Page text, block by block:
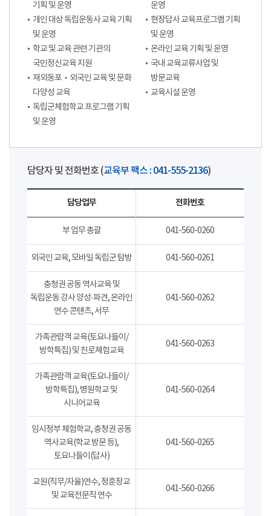
기획 및 운영
개인 대상 독립운동사 교육 기획
및 운영
학교 및 교육 관련 기관의
국민정신교육 지원
재외동포‧외국인 교육 및 문화
다양성 교육
독립군체험학교 프로그램 기획
및 운영
운영
현장답사 교육프로그램 기획
및 운영
온라인 교육 기획 및 운영
국내 교육교류사업 및
방문교육
교육시설 운영
담당자 및 전화번호 (교육부 팩스 : 041-555-2136)
담당업무 전화번호
부 업무 총괄 041-560-0260
외국인 교육, 모바일 독립군 탐방 041-560-0261
충청권 공동 역사교육 및
독립운동 강사 양성·파견, 온라인
연수 콘텐츠, 서무
041-560-0262
가족관람객 교육(토요나들이/
방학특집) 및 진로체험교육
041-560-0263
가족관람객 교육(토요나들이/
방학특집), 병원학교 및
시니어교육
041-560-0264
임시정부 체험학교, 충청권 공동
역사교육(학교 방문 등),
토요나들이(답사)
041-560-0265
교원(직무/자율)연수, 정훈장교
및 교육전문직 연수
041-560-0266